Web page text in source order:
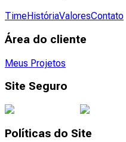
TimeHistóriaValoresContato
Área do cliente
Meus Projetos
Site Seguro
Políticas do Site